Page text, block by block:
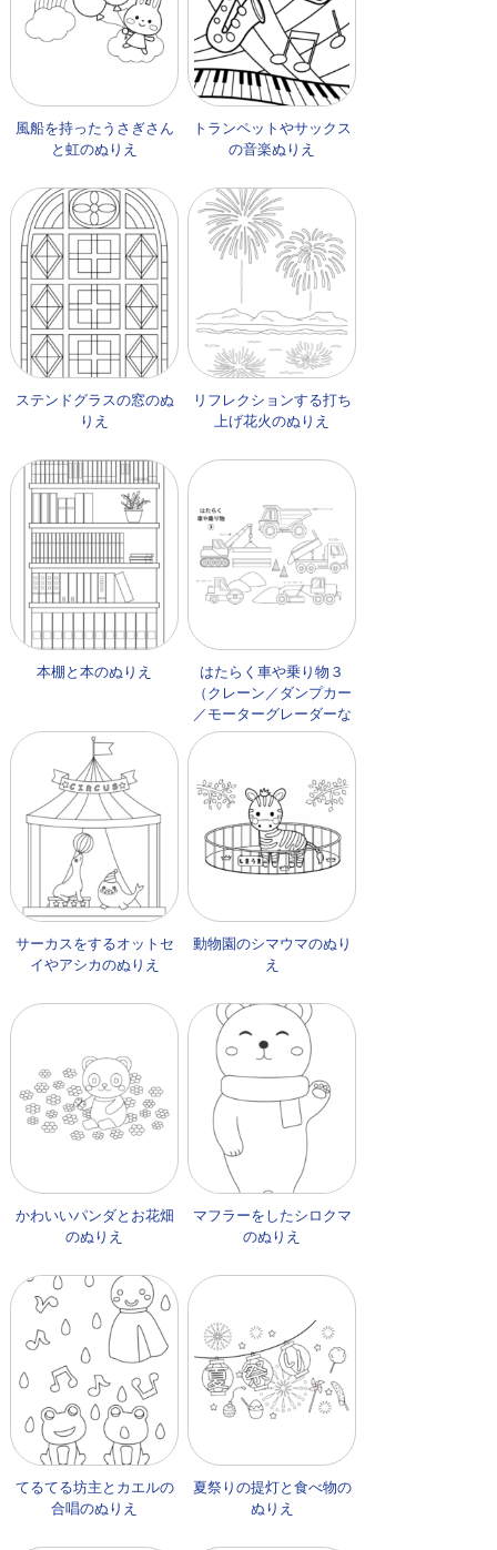
風船を持ったうさぎさん
と虹のぬりえ
トランペットやサックス
の音楽ぬりえ
ステンドグラスの窓のぬ
りえ
リフレクションする打ち
上げ花火のぬりえ
本棚と本のぬりえ
はたらく車や乗り物３
（クレーン／ダンプカー
／モーターグレーダーな
ど）のぬりえ
サーカスをするオットセ
イやアシカのぬりえ
動物園のシマウマのぬり
え
かわいいパンダとお花畑
のぬりえ
マフラーをしたシロクマ
のぬりえ
てるてる坊主とカエルの
合唱のぬりえ
夏祭りの提灯と食べ物の
ぬりえ